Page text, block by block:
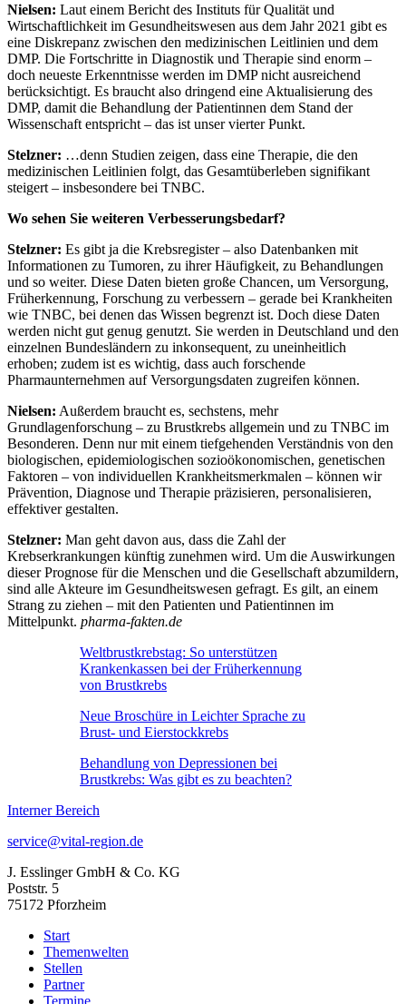
Nielsen: Laut einem Bericht des Instituts für Qualität und
Wirtschaftlichkeit im Gesundheitswesen aus dem Jahr 2021 gibt es
eine Diskrepanz zwischen den medizinischen Leitlinien und dem
DMP. Die Fortschritte in Diagnostik und Therapie sind enorm –
doch neueste Erkenntnisse werden im DMP nicht ausreichend
berücksichtigt. Es braucht also dringend eine Aktualisierung des
DMP, damit die Behandlung der Patientinnen dem Stand der
Wissenschaft entspricht – das ist unser vierter Punkt.
Stelzner: …denn Studien zeigen, dass eine Therapie, die den
medizinischen Leitlinien folgt, das Gesamtüberleben signifikant
steigert – insbesondere bei TNBC.
Wo sehen Sie weiteren Verbesserungsbedarf?
Stelzner: Es gibt ja die Krebsregister – also Datenbanken mit
Informationen zu Tumoren, zu ihrer Häufigkeit, zu Behandlungen
und so weiter. Diese Daten bieten große Chancen, um Versorgung,
Früherkennung, Forschung zu verbessern – gerade bei Krankheiten
wie TNBC, bei denen das Wissen begrenzt ist. Doch diese Daten
werden nicht gut genug genutzt. Sie werden in Deutschland und den
einzelnen Bundesländern zu inkonsequent, zu uneinheitlich
erhoben; zudem ist es wichtig, dass auch forschende
Pharmaunternehmen auf Versorgungsdaten zugreifen können.
Nielsen: Außerdem braucht es, sechstens, mehr
Grundlagenforschung – zu Brustkrebs allgemein und zu TNBC im
Besonderen. Denn nur mit einem tiefgehenden Verständnis von den
biologischen, epidemiologischen sozioökonomischen, genetischen
Faktoren – von individuellen Krankheitsmerkmalen – können wir
Prävention, Diagnose und Therapie präzisieren, personalisieren,
effektiver gestalten.
Stelzner: Man geht davon aus, dass die Zahl der
Krebserkrankungen künftig zunehmen wird. Um die Auswirkungen
dieser Prognose für die Menschen und die Gesellschaft abzumildern,
sind alle Akteure im Gesundheitswesen gefragt. Es gilt, an einem
Strang zu ziehen – mit den Patienten und Patientinnen im
Mittelpunkt. pharma-fakten.de
Weltbrustkrebstag: So unterstützen
Krankenkassen bei der Früherkennung
von Brustkrebs
Neue Broschüre in Leichter Sprache zu
Brust- und Eierstockkrebs
Behandlung von Depressionen bei
Brustkrebs: Was gibt es zu beachten?
Interner Bereich
service@vital-region.de
J. Esslinger GmbH & Co. KG
Poststr. 5
75172 Pforzheim
Start
Themenwelten
Stellen
Partner
Termine